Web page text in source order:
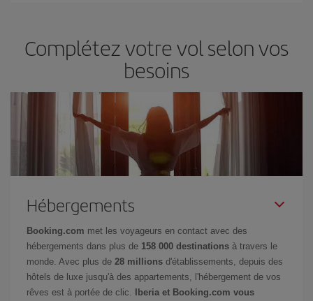
Complétez votre vol selon vos
besoins
Hébergements
Booking.com met les voyageurs en contact avec des
hébergements dans plus de 158 000 destinations à travers le
monde. Avec plus de 28 millions d'établissements, depuis des
hôtels de luxe jusqu'à des appartements, l'hébergement de vos
rêves est à portée de clic.
Iberia et Booking.com vous